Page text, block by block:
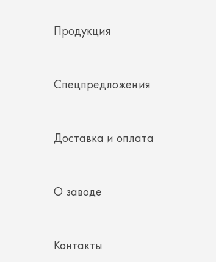
Спецпредложения
Доставка и оплата
О заводе
Контакты
Полезная информация